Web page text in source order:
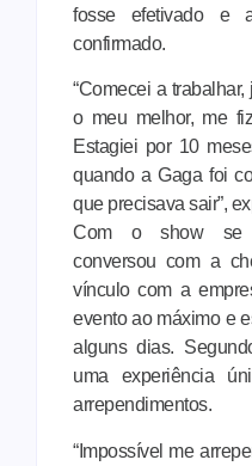
fosse efetivado e
confirmado.
“Comecei a
o meu melhor, me
Estagiei por 10
quando a Gaga foi
que precisava sair”,
Com o show se
conversou com a
vínculo com a
evento ao máximo e
alguns dias.
uma experiência
arrependimentos.
“Impossível me